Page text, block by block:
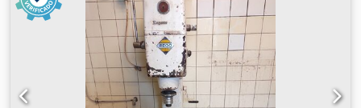
equipo está disponible para inspección en nuestro
almacén (36-068 Bachórz, Polonia). Opciones de pago
disponibles: reacondicionamiento / transporte / montaje /
puesta en marcha. El precio indicado es neto. HABLAMOS
INGLÉS, ALEMÁN, FRANCÉS, RUSO, UCRANIANO.
Chjdpfxsxdkhdo Acboa